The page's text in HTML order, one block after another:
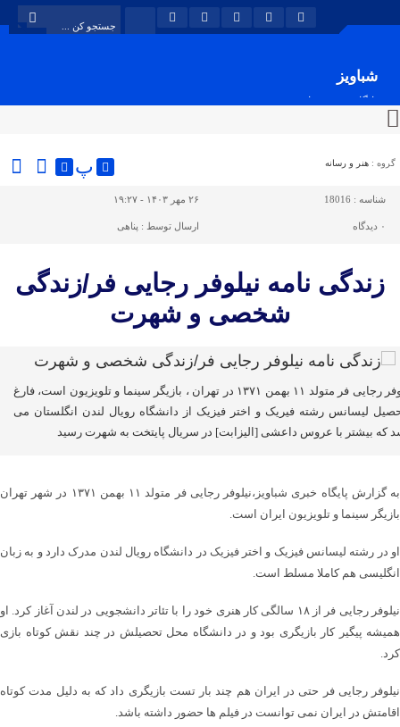
شباویز
پایگاه خبری شباویز
گروه : هنر و رسانه پ
شناسه : 18016 ۲۶ مهر ۱۴۰۳ - ۱۹:۲۷
۰ دیدگاه ارسال توسط : پناهی
زندگی نامه نیلوفر رجایی فر/زندگی
شخصی و شهرت
نیلوفر رجایی فر متولد ۱۱ بهمن ۱۳۷۱ در تهران ، بازیگر سینما و تلویزیون است، فارغ
لیسانس رشته فیریک و اختر فیزیک از دانشگاه رویال لندن انگلستان می
که بیشتر با عروس داعشی [الیزابت] در سریال پایتخت به شهرت رسید
به گزارش پایگاه خبری شباویز،نیلوفر رجایی فر متولد ۱۱ بهمن ۱۳۷۱ در شهر تهران
بازیگر سینما و تلویزیون ایران است.
او در رشته لیسانس فیزیک و اختر فیزیک در دانشگاه رویال لندن مدرک دارد و به زبان
انگلیسی هم کاملا مسلط است.
نیلوفر رجایی فر از ۱۸ سالگی کار هنری خود را با تئاتر دانشجویی در لندن آغاز کرد. او
همیشه پیگیر کار بازیگری بود و در دانشگاه محل تحصیلش در چند نقش کوتاه بازی
کرد.
نیلوفر رجایی فر حتی در ایران هم چند بار تست بازیگری داد که به دلیل مدت کوتاه
اقامتش در ایران نمی توانست در فیلم ها حضور داشته باشد.